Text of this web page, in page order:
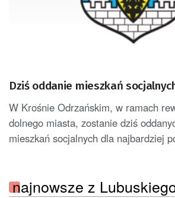
Dziś oddanie mieszkań
W Krośnie Odrzańskim, w ramach
dolnego miasta, zostanie dziś
mieszkań socjalnych dla najbardziej
najnowsze z